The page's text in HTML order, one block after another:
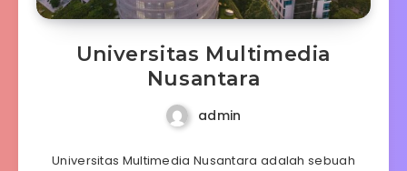
Universitas Multimedia
Nusantara
admin
Universitas Multimedia Nusantara adalah sebuah